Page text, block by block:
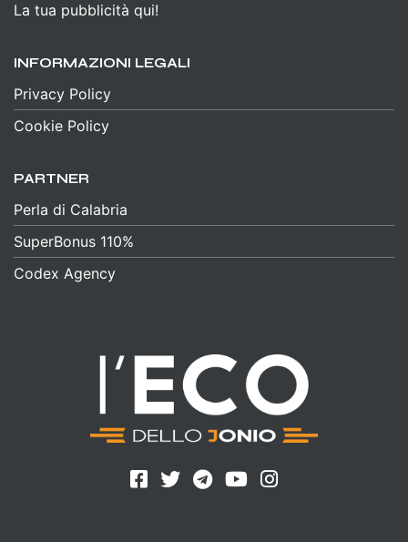
La tua pubblicità qui!
INFORMAZIONI LEGALI
Privacy Policy
Cookie Policy
PARTNER
Perla di Calabria
SuperBonus 110%
Codex Agency